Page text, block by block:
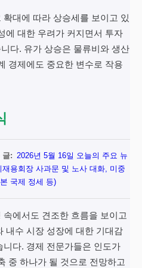
대에 따라 상승세를 보이고 있
에 대한 우려가 커지면서 투자
다. 유가 상승은 물류비와 생산
경제에도 중요한 변수로 작용
글: 2026년 5월 16일 오늘의 주요 뉴
재용회장 사과문 및 노사 대화, 미중
국제 정세 등)
에서도 견조한 흐름을 보이고
내수 시장 성장에 대한 기대감
다. 경제 전문가들은 인도가
중 하나가 될 것으로 전망하고